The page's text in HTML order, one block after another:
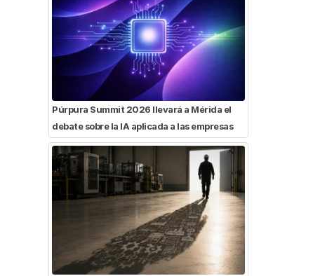
Púrpura Summit 2026 llevará a Mérida el
debate sobre la IA aplicada a las empresas